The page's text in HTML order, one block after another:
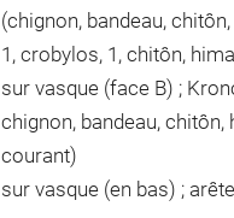
(chignon, bandeau,
1, crobylos, 1, chitôn,
sur vasque (face B) ;
chignon, bandeau, chitôn,
courant)
sur vasque (en bas) ;